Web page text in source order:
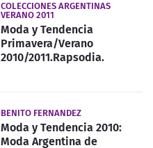
COLECCIONES ARGENTINAS
VERANO 2011
Moda y Tendencia
Primavera/Verano
2010/2011.Rapsodia.
BENITO FERNANDEZ
Moda y Tendencia 2010:
Moda Argentina de